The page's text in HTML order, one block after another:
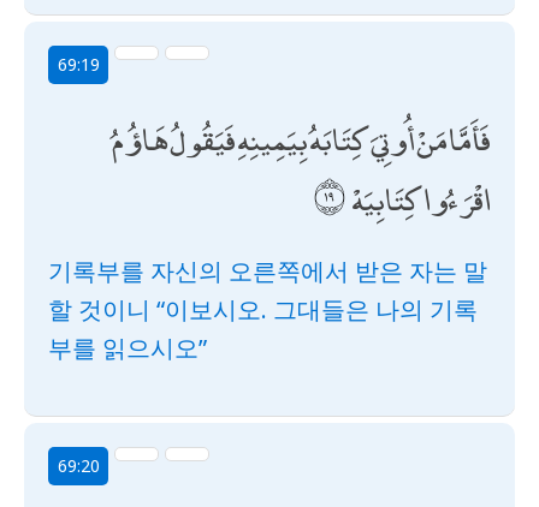
69:19
فَأَمَّا مَنْ أُوتِيَ كِتَابَهُ بِيَمِينِهِ فَيَقُولُ هَاؤُمُ
اقْرَءُوا كِتَابِيَهْ
기록부를 자신의 오른쪽에서 받은 자는 말
할 것이니 “이보시오. 그대들은 나의 기록
부를 읽으시오”
69:20